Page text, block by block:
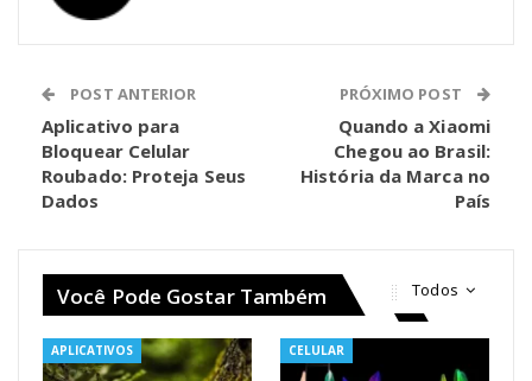
POST ANTERIOR
Aplicativo para
Bloquear Celular
Roubado: Proteja Seus
Dados
PRÓXIMO POST
Quando a Xiaomi
Chegou ao Brasil:
História da Marca no
País
Todos
Você Pode Gostar Também
APLICATIVOS CELULAR